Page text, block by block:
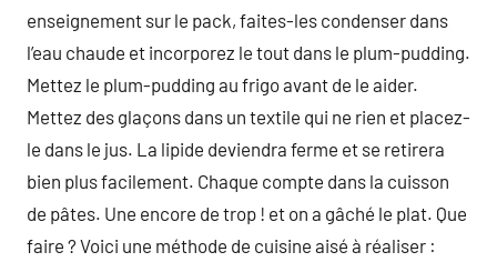
enseignement sur le pack, faites-les condenser dans
l’eau chaude et incorporez le tout dans le plum-pudding.
Mettez le plum-pudding au frigo avant de le aider.
Mettez des glaçons dans un textile qui ne rien et placez-
le dans le jus. La lipide deviendra ferme et se retirera
bien plus facilement. Chaque compte dans la cuisson
de pâtes. Une encore de trop ! et on a gâché le plat. Que
faire ? Voici une méthode de cuisine aisé à réaliser :